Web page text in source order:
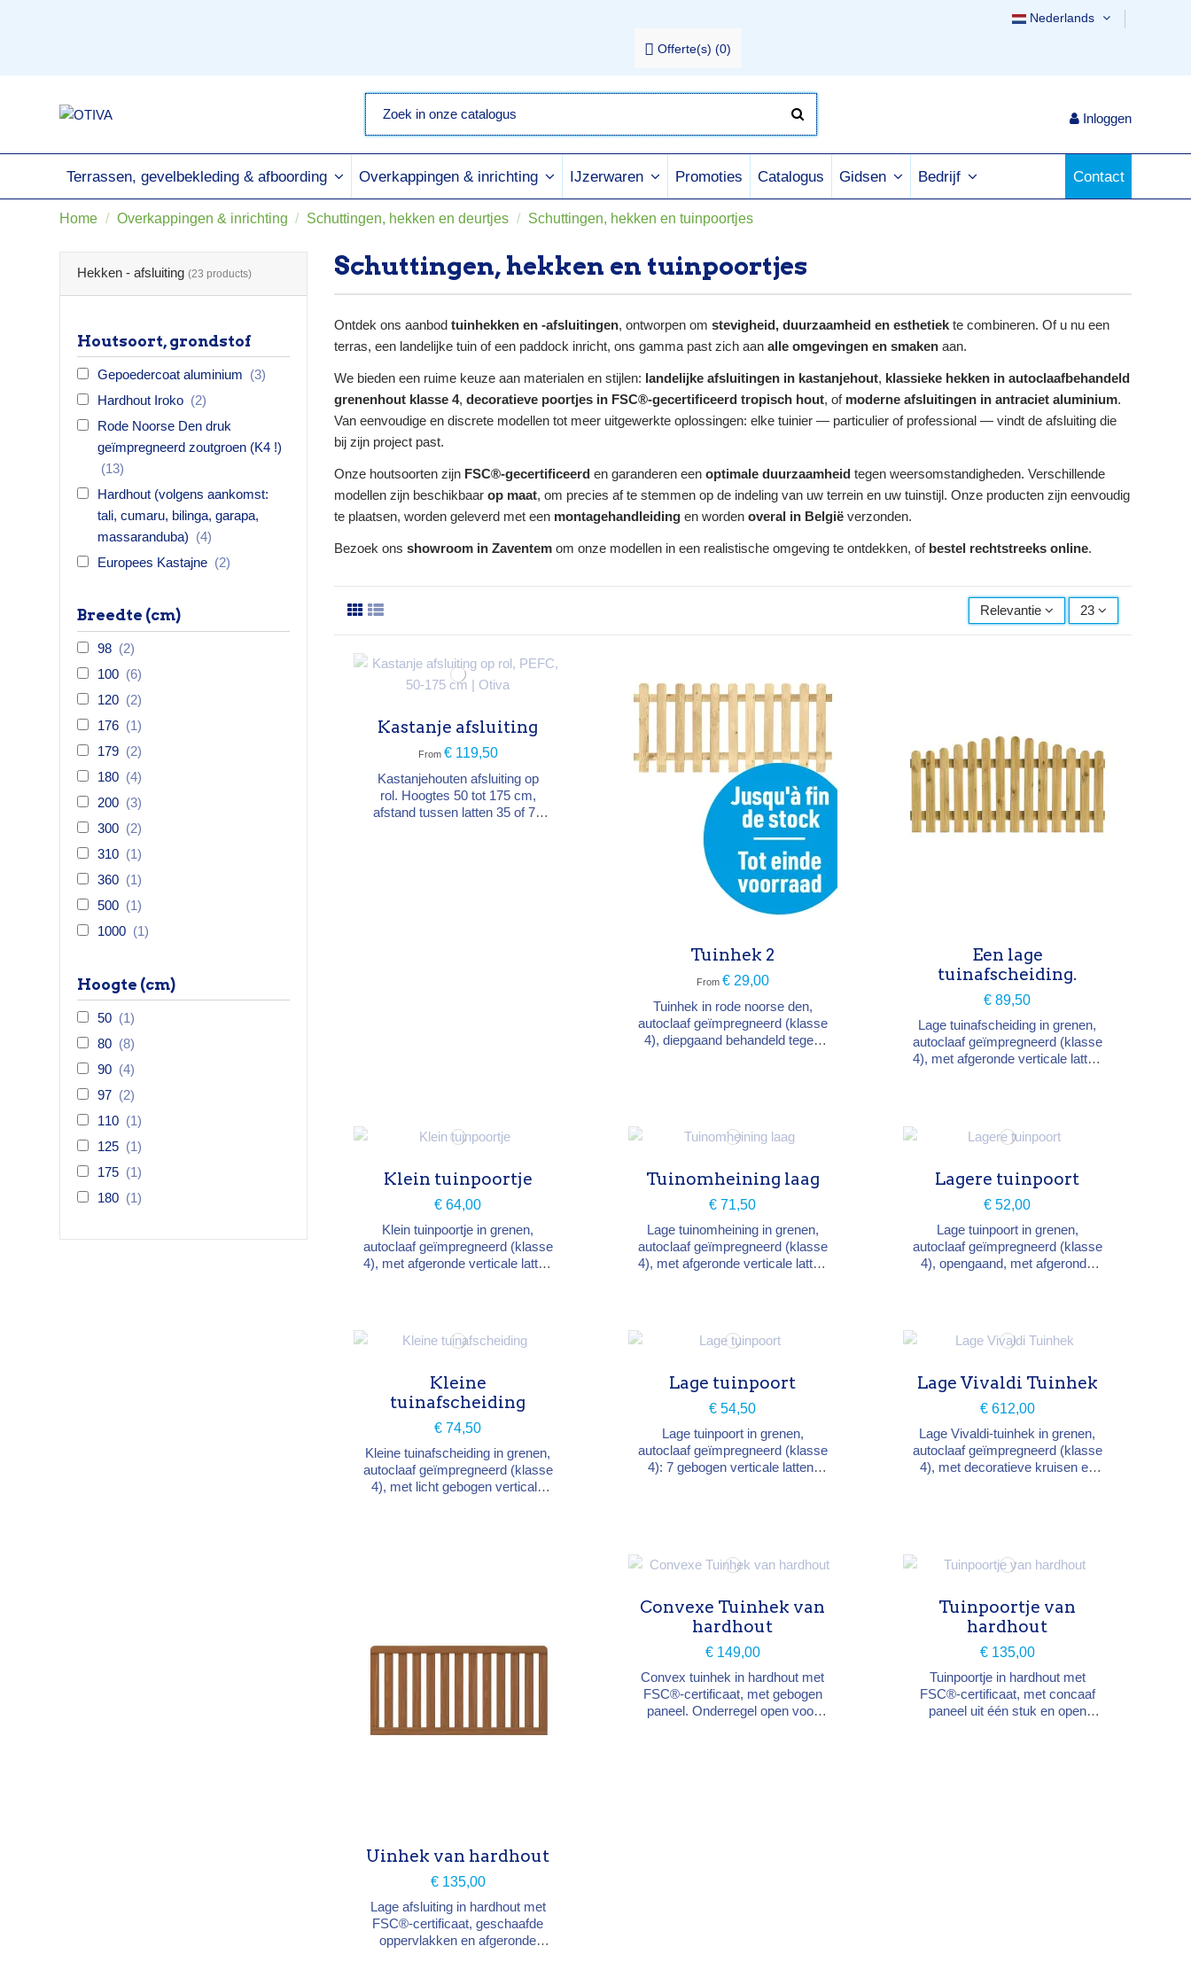
Nederlands
Offerte(s) (0)
Inloggen
Terrassen, gevelbekleding & afboording Overkappingen & inrichting IJzerwaren Promoties Catalogus Gidsen Bedrijf Contact
Home Overkappingen & inrichting Schuttingen, hekken en deurtjes Schuttingen, hekken en tuinpoortjes
Schuttingen, hekken en tuinpoortjes
Ontdek ons aanbod tuinhekken en -afsluitingen, ontworpen om stevigheid, duurzaamheid en esthetiek te combineren. Of u nu een
terras, een landelijke tuin of een paddock inricht, ons gamma past zich aan alle omgevingen en smaken aan.
We bieden een ruime keuze aan materialen en stijlen: landelijke afsluitingen in kastanjehout, klassieke hekken in autoclaafbehandeld
grenenhout klasse 4, decoratieve poortjes in FSC®-gecertificeerd tropisch hout, of moderne afsluitingen in antraciet aluminium.
Van eenvoudige en discrete modellen tot meer uitgewerkte oplossingen: elke tuinier — particulier of professional — vindt de afsluiting die
bij zijn project past.
Onze houtsoorten zijn FSC®-gecertificeerd en garanderen een optimale duurzaamheid tegen weersomstandigheden. Verschillende
modellen zijn beschikbaar op maat, om precies af te stemmen op de indeling van uw terrein en uw tuinstijl. Onze producten zijn eenvoudig
te plaatsen, worden geleverd met een montagehandleiding en worden overal in België verzonden.
Bezoek ons showroom in Zaventem om onze modellen in een realistische omgeving te ontdekken, of bestel rechtstreeks online.
Relevantie 23
Kastanje afsluiting
From € 119,50
Kastanjehouten afsluiting op
rol. Hoogtes 50 tot 175 cm,
afstand tussen latten 35 of 75
Tuinhek 2
From € 29,00
Tuinhek in rode noorse den,
autoclaaf geïmpregneerd (klasse
4), diepgaand behandeld tegen
Een lage
tuinafscheiding.
€ 89,50
Lage tuinafscheiding in grenen,
autoclaaf geïmpregneerd (klasse
4), met afgeronde verticale latten
vocht, insecten en schimmels.
Klein tuinpoortje
€ 64,00
Klein tuinpoortje in grenen,
autoclaaf geïmpregneerd (klasse
4), met afgeronde verticale latten
Beslag (verstelbare kit) apart te
bestellen.
Tuinomheining laag
€ 71,50
Lage tuinomheining in grenen,
autoclaaf geïmpregneerd (klasse
4), met afgeronde verticale latten
vocht, insecten en schimmels.
Lagere tuinpoort
€ 52,00
Lage tuinpoort in grenen,
autoclaaf geïmpregneerd (klasse
4), opengaand, met afgeronde
(verstelbare kit) apart te
bestellen.
Kleine
tuinafscheiding
€ 74,50
Kleine tuinafscheiding in grenen,
autoclaaf geïmpregneerd (klasse
4), met licht gebogen verticale
Lage tuinpoort
€ 54,50
Lage tuinpoort in grenen,
autoclaaf geïmpregneerd (klasse
4): 7 gebogen verticale latten,
bestellen.
Lage Vivaldi Tuinhek
€ 612,00
Lage Vivaldi-tuinhek in grenen,
autoclaaf geïmpregneerd (klasse
4), met decoratieve kruisen en
Vivaldi-poorten.
Uinhek van hardhout
€ 135,00
Lage afsluiting in hardhout met
FSC®-certificaat, geschaafde
oppervlakken en afgeronde
Convexe Tuinhek van
hardhout
€ 149,00
Convex tuinhek in hardhout met
FSC®-certificaat, met gebogen
paneel. Onderregel open voor
Tuinpoortje van
hardhout
€ 135,00
Tuinpoortje in hardhout met
FSC®-certificaat, met concaaf
paneel uit één stuk en open
Hekken - afsluiting (23 products)
Houtsoort, grondstof
Gepoedercoat aluminium (3)
Hardhout Iroko (2)
Rode Noorse Den druk
geïmpregneerd zoutgroen (K4 !)
(13)
Hardhout (volgens aankomst:
tali, cumaru, bilinga, garapa,
massaranduba) (4)
Europees Kastajne (2)
Breedte (cm)
98 (2)
100 (6)
120 (2)
176 (1)
179 (2)
180 (4)
200 (3)
300 (2)
310 (1)
360 (1)
500 (1)
1000 (1)
Hoogte (cm)
50 (1)
80 (8)
90 (4)
97 (2)
110 (1)
125 (1)
175 (1)
180 (1)